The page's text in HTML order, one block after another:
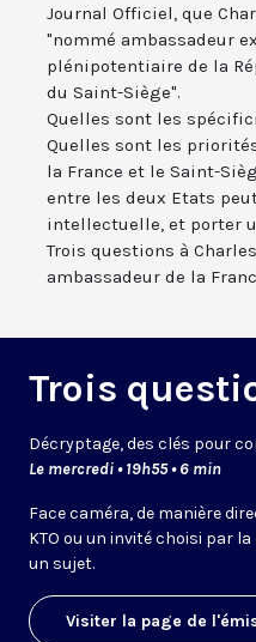
Journal Officiel, que
"nommé ambassadeur
plénipotentiaire de la
du Saint-Siège".
Quelles sont les
Quelles sont les
la France et le Saint-
entre les deux Etats
intellectuelle, et porter
Trois questions à
ambassadeur de la
Trois
Décryptage, des clés pour
Le mercredi • 19h55 • 6 min
Face caméra, de manière
KTO ou un invité choisi par
un sujet.
Visiter la page de